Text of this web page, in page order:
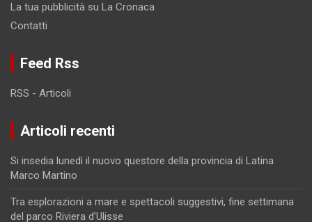
La tua pubblicità su La Cronaca
Contatti
Feed Rss
RSS - Articoli
Articoli recenti
Si insedia lunedì il nuovo questore della provincia di Latina
Marco Martino
Tra esplorazioni a mare e spettacoli suggestivi, fine settimana
del parco Riviera d’Ulisse